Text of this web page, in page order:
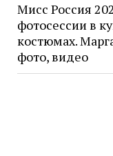
Мисс Россия
фотосессии в
костюмах.
фото, видео